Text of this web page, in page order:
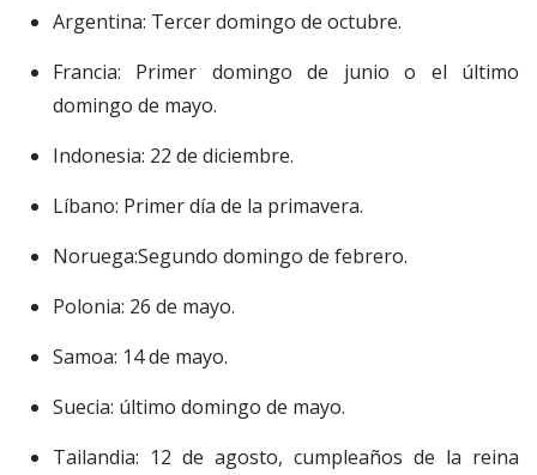
Argentina: Tercer domingo de octubre.
Francia: Primer domingo de junio o el último
domingo de mayo.
Indonesia: 22 de diciembre.
Líbano: Primer día de la primavera.
Noruega:Segundo domingo de febrero.
Polonia: 26 de mayo.
Samoa: 14 de mayo.
Suecia: último domingo de mayo.
Tailandia: 12 de agosto, cumpleaños de la reina